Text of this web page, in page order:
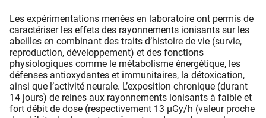
Les expérimentations menées en laboratoire ont permis de
caractériser les effets des rayonnements ionisants sur les
abeilles en combinant des traits d’histoire de vie (survie,
reproduction, développement) et des fonctions
physiologiques comme le métabolisme énergétique, les
défenses antioxydantes et immunitaires, la détoxication,
ainsi que l’activité neurale. L’exposition chronique (durant
14 jours) de reines aux rayonnements ionisants à faible et
fort débit de dose (respectivement 13 µGy/h (valeur proche